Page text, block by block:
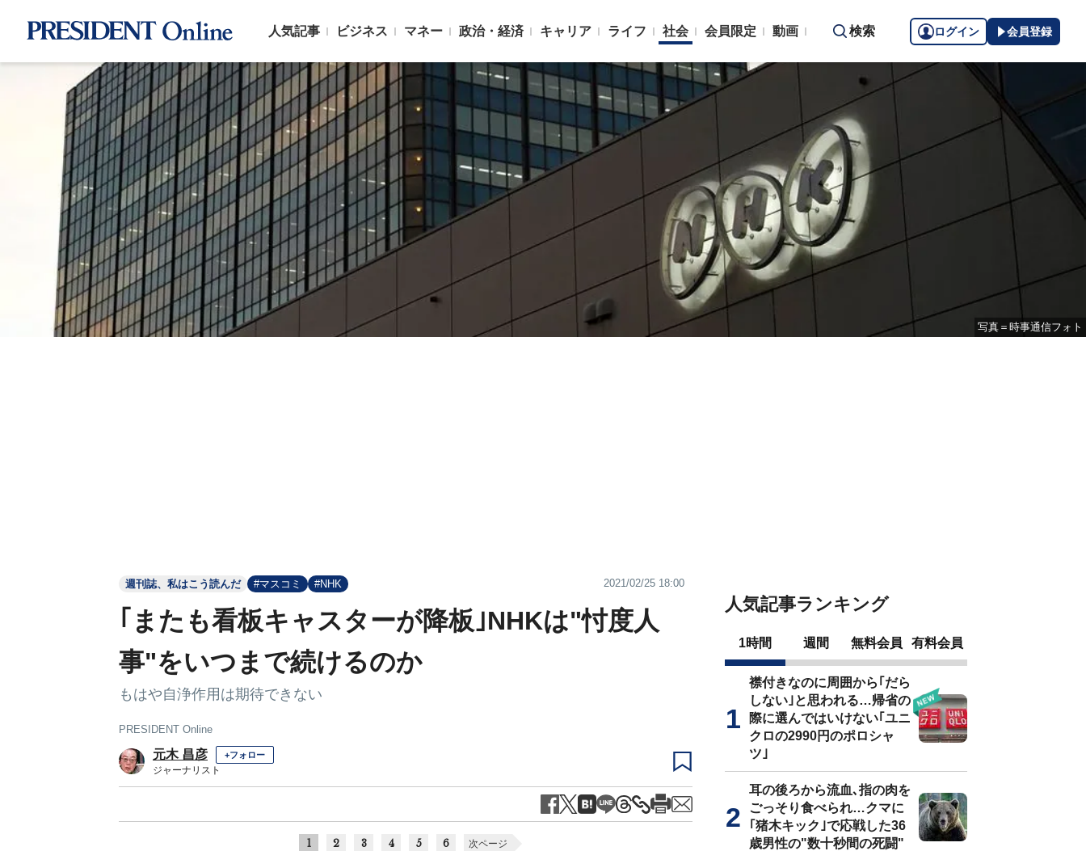
人気記事 ビジネス マネー 政治・経済 キャリア ライフ 社会 会員限定 動画 検索 ログイン 会員登録
写真＝時事通信フォト
週刊誌、私はこう読んだ #マスコミ #NHK 2021/02/25 18:00
｢またも看板キャスターが降板｣NHKは"忖度人
事"をいつまで続けるのか
もはや自浄作用は期待できない
PRESIDENT Online
元木 昌彦 +フォロー
ジャーナリスト
1 2 3 4 5 6 次ページ
人気記事ランキング
1時間 週間 無料会員 有料会員
襟付きなのに周囲から｢だら
しない｣と思われる…帰省の
際に選んではいけない｢ユニ
クロの2990円のポロシャ
ツ｣
耳の後ろから流血､指の肉を
ごっそり食べられ…クマに
｢猪木キック｣で応戦した36
歳男性の"数十秒間の死闘"